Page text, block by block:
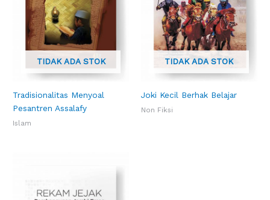
TIDAK ADA STOK
Tradisionalitas Menyoal
Pesantren Assalafy
Islam
TIDAK ADA STOK
Joki Kecil Berhak Belajar
Non Fiksi